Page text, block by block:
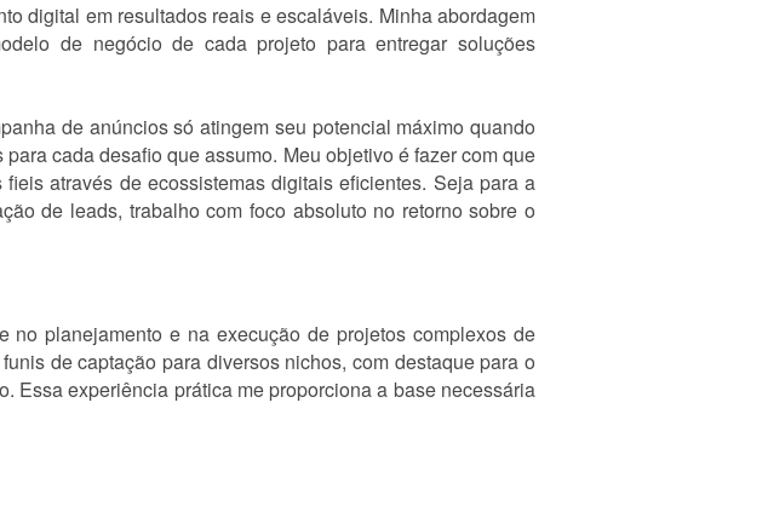
digital em resultados reais e escaláveis. Minha abordagem
de negócio de cada projeto para entregar soluções
de anúncios só atingem seu potencial máximo quando
cada desafio que assumo. Meu objetivo é fazer com que
através de ecossistemas digitais eficientes. Seja para a
de leads, trabalho com foco absoluto no retorno sobre o
no planejamento e na execução de projetos complexos de
de captação para diversos nichos, com destaque para o
Essa experiência prática me proporciona a base necessária